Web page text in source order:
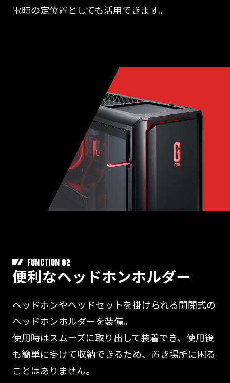
電時の定位置としても活用できます。
FUNCTION 02
便利なヘッドホンホルダー
ヘッドホンやヘッドセットを掛けられる開閉式の
ヘッドホンホルダーを装備。
使用時はスムーズに取り出して装着でき、使用後
も簡単に掛けて収納できるため、置き場所に困る
ことはありません。